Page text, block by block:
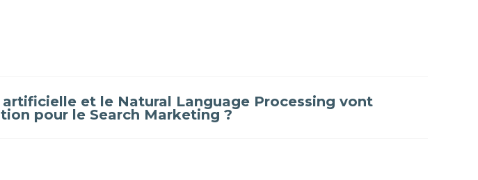
artificielle et le Natural Language Processing vont
pour le Search Marketing ?